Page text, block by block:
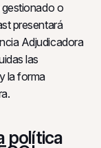
gestionado o
presentará
Adjudicadora
las
la forma
política